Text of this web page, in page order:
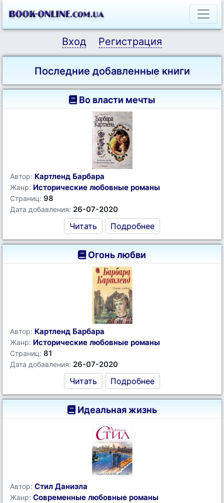
Вход Регистрация
Последние добавленные книги
Во власти мечты
Автор: Картленд Барбара
Жанр: Исторические любовные романы
Страниц: 98
Дата добавления: 26-07-2020
Читать Подробнее
Огонь любви
Автор: Картленд Барбара
Жанр: Исторические любовные романы
Страниц: 81
Дата добавления: 26-07-2020
Читать Подробнее
Идеальная жизнь
Автор: Стил Даниэла
Жанр: Современные любовные романы